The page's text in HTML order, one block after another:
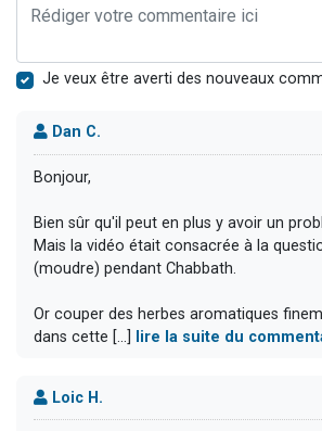
Je veux être averti des nouveaux
Dan C.
Bonjour,
Bien sûr qu'il peut en plus y avoir un
Mais la vidéo était consacrée à la
(moudre) pendant Chabbath.
Or couper des herbes aromatiques
dans cette [...]
lire la suite du
Loic H.